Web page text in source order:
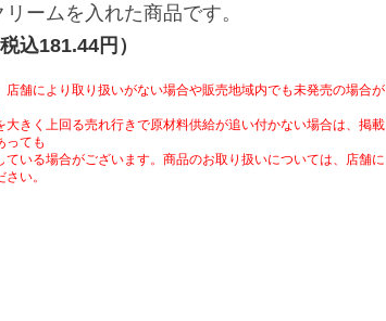
ームを入れた商品です。
込181.44円）
店舗により取り扱いがない場合や販売地域内でも未発売の場合が
大きく上回る売れ行きで原材料供給が追い付かない場合は、掲載
っても
ている場合がございます。商品のお取り扱いについては、店舗に
さい。